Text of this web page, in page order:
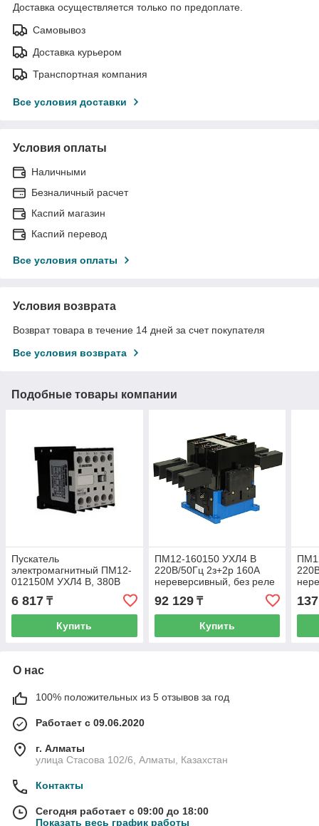
Доставка осуществляется только по предоплате.
Самовывоз
Доставка курьером
Транспортная компания
Все условия доставки
Условия оплаты
Наличными
Безналичный расчет
Каспий магазин
Каспий перевод
Все условия оплаты
Условия возврата
Возврат товара в течение 14 дней за счет покупателя
Все условия возврата
Подобные товары компании
Пускатель
электромагнитный ПМ12-
012150М УХЛ4 В, 380В
АС, 1з, 12А,
нереверсивный, без реле,
IP20, (ЭТ)
6 817 ₸
Купить
ПМ12-160150 УХЛ4 В
220В/50Гц 2з+2р 160А
нереверсивный, без реле
IP20 пускатель
электромагнитный (ЭТ)
92 129₸
Купить
О нас
100% положительных из 5 отзывов за год
Работает с 09.06.2020
г. Алматы
улица Стасова 102/6, Алматы, Казахстан
Контакты
Сегодня работает с 09:00 до 18:00
Показать весь график работы